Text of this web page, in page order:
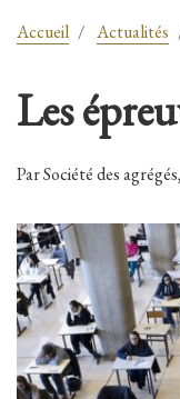
Accueil Actualités
Les
Par Société des